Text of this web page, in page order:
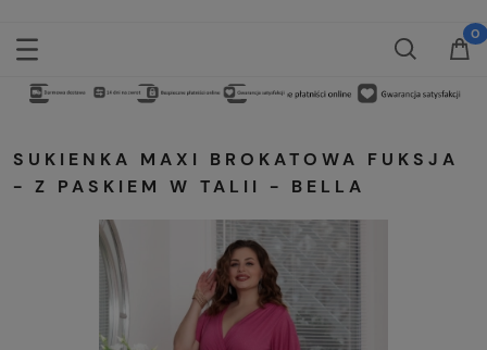
SUKIENKA MAXI BROKATOWA FUKSJA
- Z PASKIEM W TALII - BELLA